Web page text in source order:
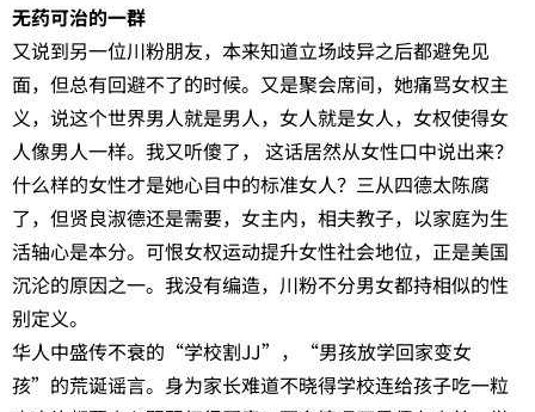
无药可治的一群
又说到另一位川粉朋友，本来知道立场歧异之后都避免见
面，但总有回避不了的时候。又是聚会席间，她痛骂女权主
义，说这个世界男人就是男人，女人就是女人，女权使得女
人像男人一样。我又听傻了， 这话居然从女性口中说出来？
什么样的女性才是她心目中的标准女人？三从四德太陈腐
了，但贤良淑德还是需要，女主内，相夫教子，以家庭为生
活轴心是本分。可恨女权运动提升女性社会地位，正是美国
沉沦的原因之一。我没有编造，川粉不分男女都持相似的性
别定义。
华人中盛传不衰的“学校割JJ”，“男孩放学回家变女
孩”的荒诞谣言。身为家长难道不晓得学校连给孩子吃一粒